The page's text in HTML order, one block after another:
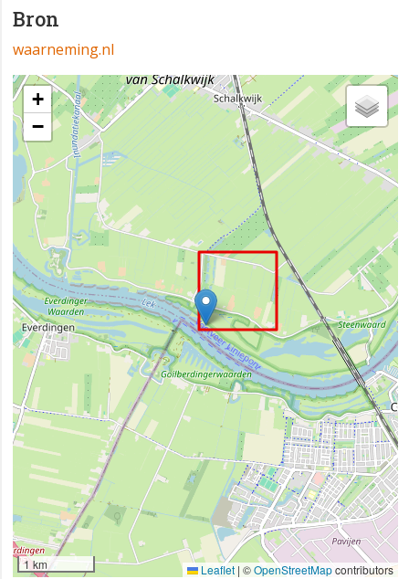
Bron
waarneming.nl
+
−
1 km Leaflet | ©OpenStreetMapcontributors